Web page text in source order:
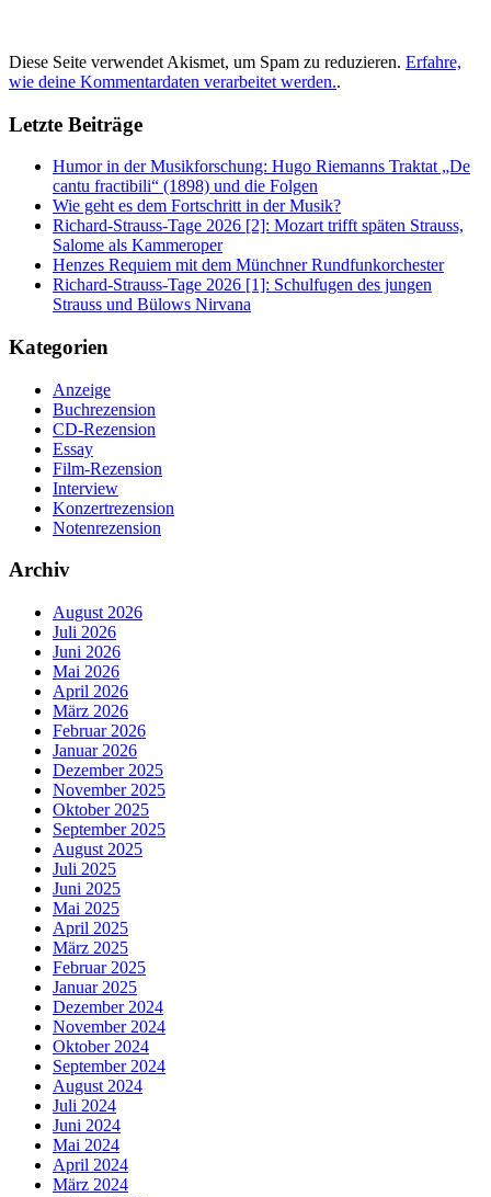
Diese Seite verwendet Akismet, um Spam zu reduzieren. Erfahre,
wie deine Kommentardaten verarbeitet werden..
Letzte Beiträge
Humor in der Musikforschung: Hugo Riemanns Traktat „De
cantu fractibili“ (1898) und die Folgen
Wie geht es dem Fortschritt in der Musik?
Richard-Strauss-Tage 2026 [2]: Mozart trifft späten Strauss,
Salome als Kammeroper
Henzes Requiem mit dem Münchner Rundfunkorchester
Richard-Strauss-Tage 2026 [1]: Schulfugen des jungen
Strauss und Bülows Nirvana
Kategorien
Anzeige
Buchrezension
CD-Rezension
Essay
Film-Rezension
Interview
Konzertrezension
Notenrezension
Archiv
August 2026
Juli 2026
Juni 2026
Mai 2026
April 2026
März 2026
Februar 2026
Januar 2026
Dezember 2025
November 2025
Oktober 2025
September 2025
August 2025
Juli 2025
Juni 2025
Mai 2025
April 2025
März 2025
Februar 2025
Januar 2025
Dezember 2024
November 2024
Oktober 2024
September 2024
August 2024
Juli 2024
Juni 2024
Mai 2024
April 2024
März 2024